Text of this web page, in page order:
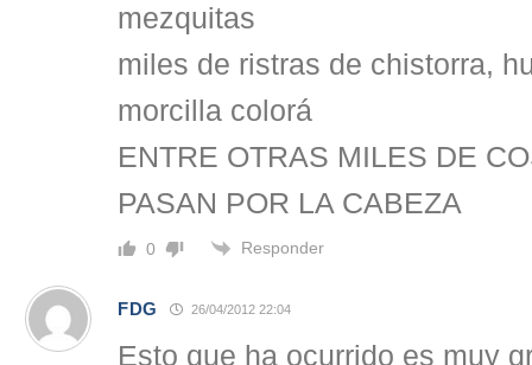
mezquitas
miles de ristras de chistorra,
morcilla colorá
ENTRE OTRAS MILES DE
PASAN POR LA CABEZA
0 Responder
FDG 26/04/2012 22:04
Esto que ha ocurrido es muy